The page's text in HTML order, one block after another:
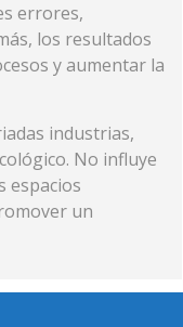
errores,
los resultados
y aumentar la
industrias,
No influye
espacios
un